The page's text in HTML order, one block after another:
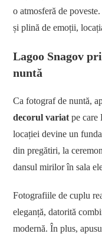
o atmosferă de
și plină de emoții,
Lagoo Snagov
nuntă
Ca fotograf de nuntă,
decorul variat pe care
locației devine un
din pregătiri, la
dansul mirilor în sala
Fotografiile de cuplu
eleganță, datorită
modernă. În plus,